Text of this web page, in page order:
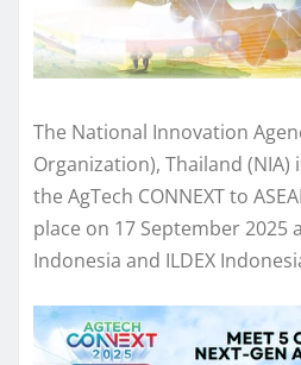
The National Innovation
Organization), Thailand
the AgTech CONNEXT to
place on 17 September 2025
Indonesia and ILDEX